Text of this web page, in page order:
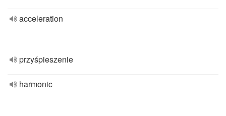
acceleration
przyśpieszenie
harmonic